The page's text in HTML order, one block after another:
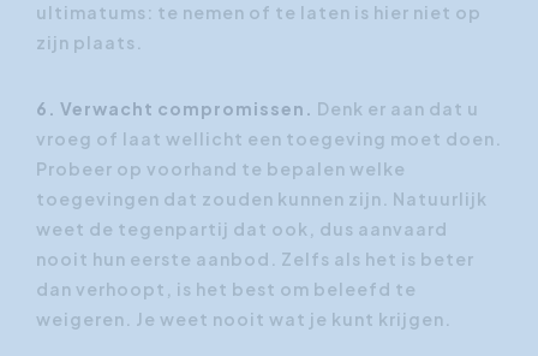
ultimatums: te nemen of te laten is hier niet op
zijn plaats.
6. Verwacht compromissen. Denk er aan dat u
vroeg of laat wellicht een toegeving moet doen.
Probeer op voorhand te bepalen welke
toegevingen dat zouden kunnen zijn. Natuurlijk
weet de tegenpartij dat ook, dus aanvaard
nooit hun eerste aanbod. Zelfs als het is beter
dan verhoopt, is het best om beleefd te
weigeren. Je weet nooit wat je kunt krijgen.